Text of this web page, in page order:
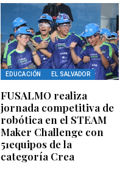
EDUCACIÓN EL SALVADOR
FUSALMO realiza
jornada competitiva de
robótica en el STEAM
Maker Challenge con
51equipos de la
categoría Crea